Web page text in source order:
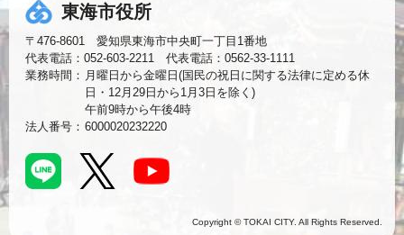
東海市役所
〒476-8601 愛知県東海市中央町一丁目1番地
代表電話：052-603-2211 代表電話：0562-33-1111
業務時間： 月曜日から金曜日(国民の祝日に関する法律に定める休
日・12月29日から1月3日を除く)
午前9時から午後4時
法人番号： 6000020232220
Copyright © TOKAI CITY. All Rights Reserved.